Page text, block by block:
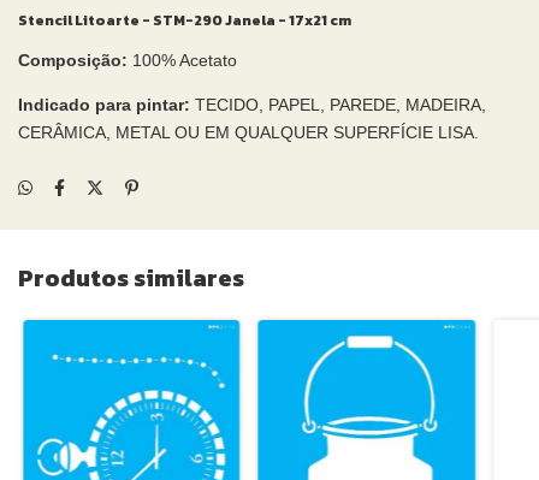
Stencil Litoarte - STM-290 Janela - 17x21 cm
Composição: 100% Acetato
Indicado para pintar: TECIDO, PAPEL, PAREDE, MADEIRA,
CERÂMICA, METAL OU EM QUALQUER SUPERFÍCIE LISA.
Produtos similares